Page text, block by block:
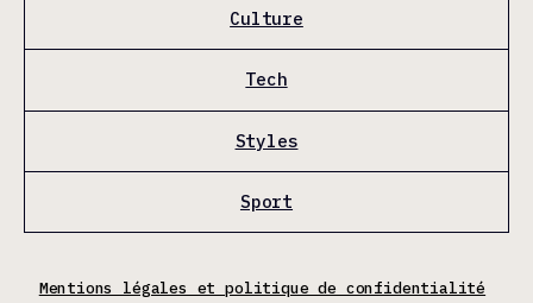
Culture
Tech
Styles
Sport
Mentions légales et politique de confidentialité